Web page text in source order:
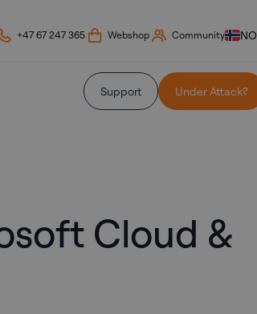
+47 67 247 365 Webshop Community NO
Support Under Attack?
Cloud &